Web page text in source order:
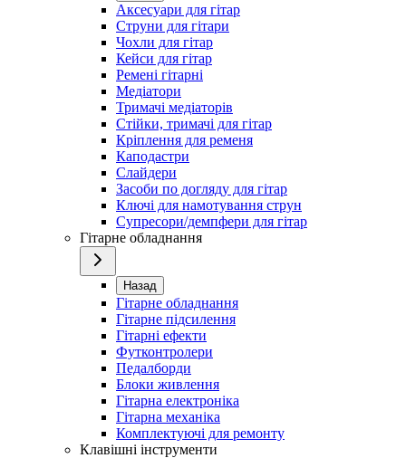
Аксесуари для гітар
Струни для гітари
Чохли для гітар
Кейси для гітар
Ремені гітарні
Медіатори
Тримачі медіаторів
Стійки, тримачі для гітар
Кріплення для ременя
Каподастри
Слайдери
Засоби по догляду для гітар
Ключі для намотування струн
Супресори/демпфери для гітар
Гітарне обладнання
Назад
Гітарне обладнання
Гітарне підсилення
Гітарні ефекти
Футконтролери
Педалборди
Блоки живлення
Гітарна електроніка
Гітарна механіка
Комплектуючі для ремонту
Клавішні інструменти